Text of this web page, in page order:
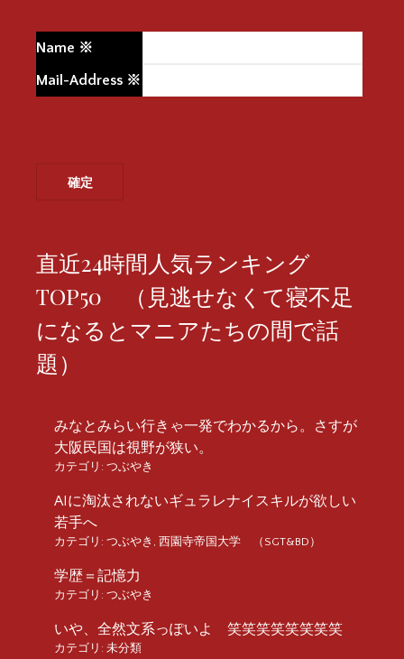
Name ※
Mail-Address ※
直近24時間人気ランキング
TOP50 （見逃せなくて寝不足
になるとマニアたちの間で話
題）
みなとみらい行きゃ一発でわかるから。さすが
大阪民国は視野が狭い。
カテゴリ: つぶやき
AIに淘汰されないギュラレナイスキルが欲しい
若手へ
カテゴリ: つぶやき , 西園寺帝国大学 （SGT&BD）
学歴＝記憶力
カテゴリ: つぶやき
いや、全然文系っぽいよ 笑笑笑笑笑笑笑笑
カテゴリ: 未分類